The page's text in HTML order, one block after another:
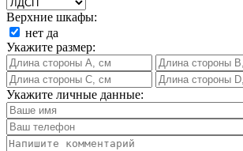
Верхние шкафы:
нет да
Укажите размер:
Укажите личные данные: